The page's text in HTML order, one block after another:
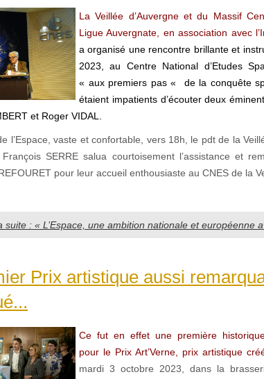
La Veillée d’Auvergne et du Massif
Ligue Auvergnate, en association avec
a organisé une rencontre brillante et
2023, au Centre National d’Etudes
« aux premiers pas « de la conquête
étaient impatients d’écouter deux
et Roger VIDAL.
l’Espace, vaste et confortable, vers 18h, le pdt de la
SERRE salua courtoisement l’assistance et
pour leur accueil enthousiaste au CNES de la
suite : « L’Espace, une ambition nationale et européenne
Prix artistique aussi
Ce fut en effet une première
pour le Prix Art’Verne, prix artistique
mardi 3 octobre 2023, dans la